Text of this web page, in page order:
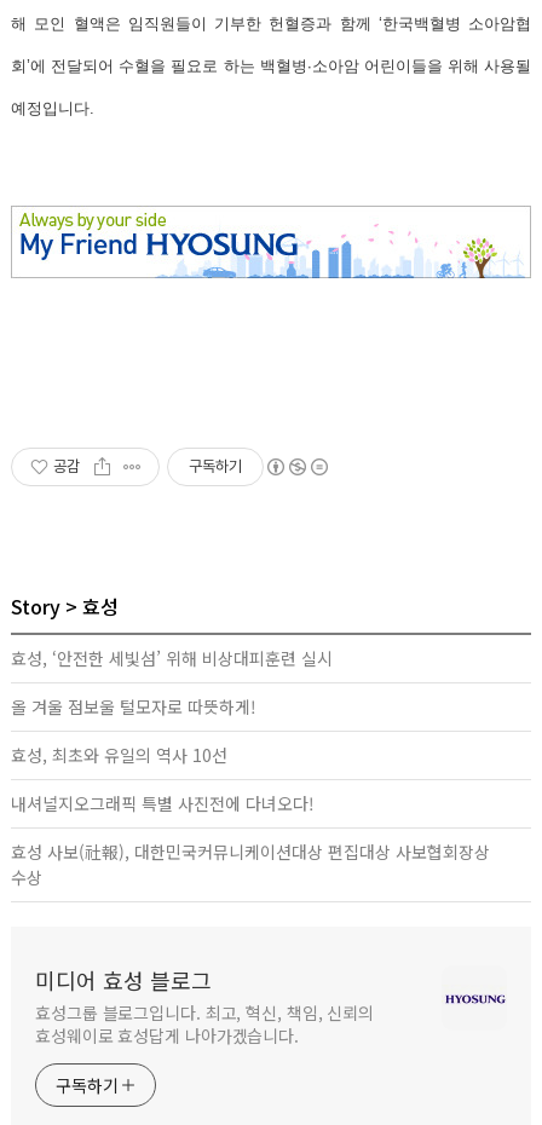
해 모인 혈액은 임직원들이 기부한 헌혈증과 함께 ‘한국백혈병 소아암협
회’에 전달되어 수혈을 필요로 하는 백혈병∙소아암 어린이들을 위해 사용될
예정입니다.
공감 구독하기
Story 효성
효성, ‘안전한 세빛섬’ 위해 비상대피훈련 실시
올 겨울 점보울 털모자로 따뜻하게!
효성, 최초와 유일의 역사 10선
내셔널지오그래픽 특별 사진전에 다녀오다!
효성 사보(社報), 대한민국커뮤니케이션대상 편집대상 사보협회장상
수상
미디어 효성 블로그
효성그룹 블로그입니다. 최고, 혁신, 책임, 신뢰의
효성웨이로 효성답게 나아가겠습니다.
구독하기